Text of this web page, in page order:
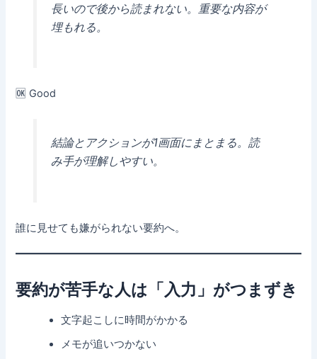
長いので後から読まれない。重要な内容が
埋もれる。
🆗 Good
結論とアクションが1画面にまとまる。読
み手が理解しやすい。
誰に見せても嫌がられない要約へ。
要約が苦手な人は「入力」がつまずき
文字起こしに時間がかかる
メモが追いつかない